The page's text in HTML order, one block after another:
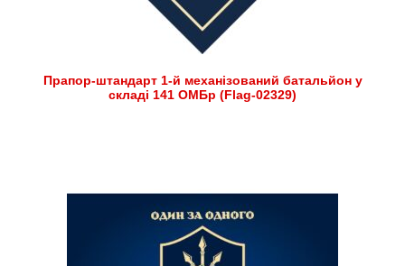
Прапор-штандарт 1-й механізований батальйон у
складі 141 ОМБр (Flag-02329)